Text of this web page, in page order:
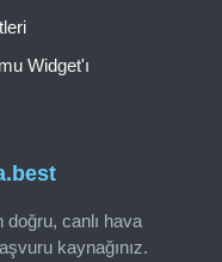
canlı hava
kaynağınız.
Widget'ı